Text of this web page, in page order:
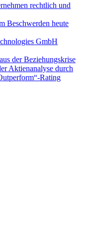
rechtlich und
Beschwerden heute
GmbH
der Beziehungskrise
Aktienanalyse durch
Rating